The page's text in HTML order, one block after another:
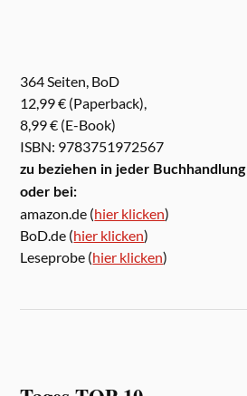
364 Seiten, BoD
12,99 € (Paperback),
8,99 € (E-Book)
ISBN: 9783751972567
zu beziehen in jeder Buchhandlung
oder bei:
amazon.de (hier klicken)
BoD.de (hier klicken)
Leseprobe (hier klicken)